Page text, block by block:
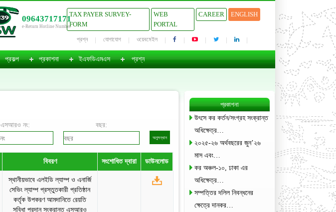
09643717171
e-Return Hotline Number
TAX PAYER SURVEY-
FORM
WEB
PORTAL
CAREER ENGLISH
প্রশ্ন যোগাযোগ ওয়েবমেইল
প্রকল্প প্রকাশনা ইএফডিএমএস প্রশ্ন
এসআরও নং: বছর:
বিবরণ সংশোধিত দ্বারা ডাউনলোড
স্থানীয়ভাবে এলইডি ল্যাম্প ও এনার্জি
সেভিং ল্যাম্প প্রস্তুতকারী প্রতিষ্ঠান
কর্তৃক উপকরণ আমদানিতে রেয়তি
সুবিধা প্রদান সংক্রান্ত এসআরও
প্রকাশনা
উৎসে কর কর্তন/সংগ্রহ সংক্রান্ত
অধিক্ষেত্র…
২০২৫-২৬ অর্থবছরের জুন’২৬
মাস এবং…
কর অঞ্চল-১০, ঢাকা এর
অধিক্ষেত্র…
সম্পত্তির দলিল নিবন্ধনের
ক্ষেত্রে দানকর…